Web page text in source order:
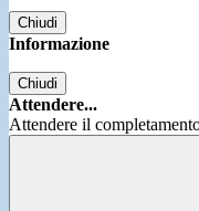
Chiudi
Informazione
Chiudi
Attendere...
Attendere il